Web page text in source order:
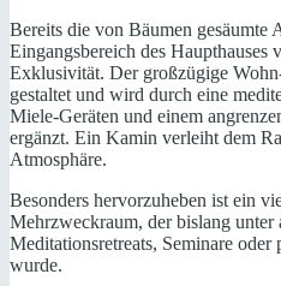
Bereits die von Bäumen gesäumte
Eingangsbereich des Haupthauses
Exklusivität. Der großzügige
gestaltet und wird durch eine
Miele-Geräten und einem
ergänzt. Ein Kamin verleiht dem
Atmosphäre.
Besonders hervorzuheben ist ein
Mehrzweckraum, der bislang unter
Meditationsretreats, Seminare
wurde.